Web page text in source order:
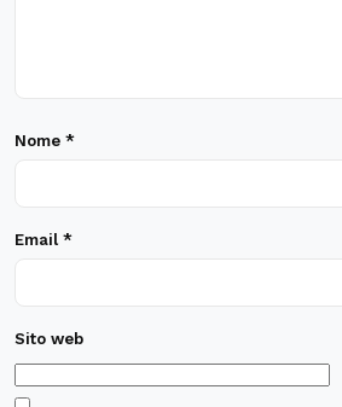
Nome *
Email *
Sito web